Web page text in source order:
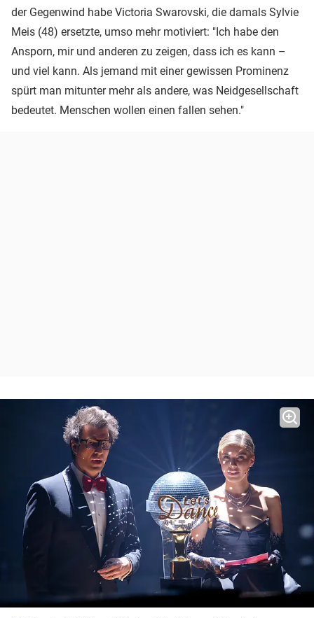
der Gegenwind habe Victoria Swarovski, die damals Sylvie
Meis (48) ersetzte, umso mehr motiviert: "Ich habe den
Ansporn, mir und anderen zu zeigen, dass ich es kann –
und viel kann. Als jemand mit einer gewissen Prominenz
spürt man mitunter mehr als andere, was Neidgesellschaft
bedeutet. Menschen wollen einen fallen sehen."